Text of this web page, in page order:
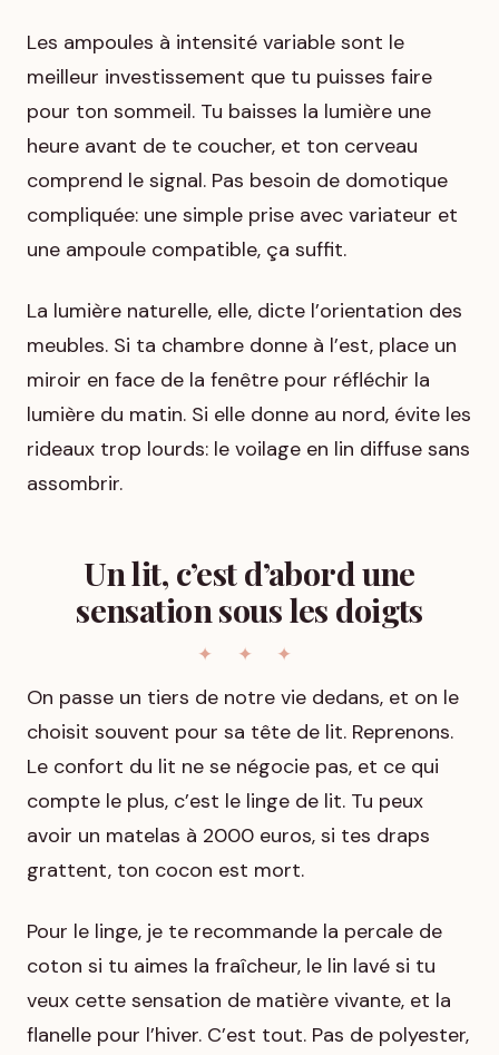
Les ampoules à intensité variable sont le
meilleur investissement que tu puisses faire
pour ton sommeil. Tu baisses la lumière une
heure avant de te coucher, et ton cerveau
comprend le signal. Pas besoin de domotique
compliquée: une simple prise avec variateur et
une ampoule compatible, ça suffit.
La lumière naturelle, elle, dicte l’orientation des
meubles. Si ta chambre donne à l’est, place un
miroir en face de la fenêtre pour réfléchir la
lumière du matin. Si elle donne au nord, évite les
rideaux trop lourds: le voilage en lin diffuse sans
assombrir.
Un lit, c’est d’abord une
sensation sous les doigts
On passe un tiers de notre vie dedans, et on le
choisit souvent pour sa tête de lit. Reprenons.
Le confort du lit ne se négocie pas, et ce qui
compte le plus, c’est le linge de lit. Tu peux
avoir un matelas à 2000 euros, si tes draps
grattent, ton cocon est mort.
Pour le linge, je te recommande la percale de
coton si tu aimes la fraîcheur, le lin lavé si tu
veux cette sensation de matière vivante, et la
flanelle pour l’hiver. C’est tout. Pas de polyester,